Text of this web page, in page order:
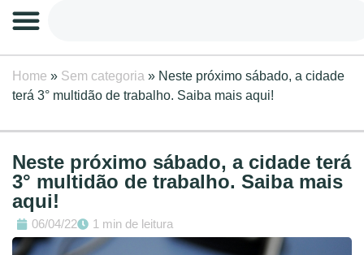
Home » Sem categoria » Neste próximo sábado, a cidade
terá 3° multidão de trabalho. Saiba mais aqui!
Neste próximo sábado, a cidade terá
3° multidão de trabalho. Saiba mais
aqui!
06/04/22 1 min de leitura